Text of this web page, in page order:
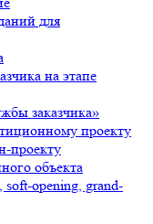
для
на этапе
заказчика»
проекту
проекту
объекта
soft-opening, grand-